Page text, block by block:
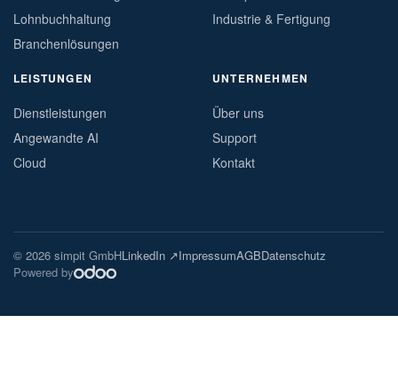
Lohnbuchhaltung
Branchenlösungen
Industrie & Fertigung
LEISTUNGEN
Dienstleistungen
Angewandte AI
Cloud
UNTERNEHMEN
Über uns
Support
Kontakt
© 2026 simpit GmbHLinkedIn ↗ImpressumAGBDatenschutz
Powered by